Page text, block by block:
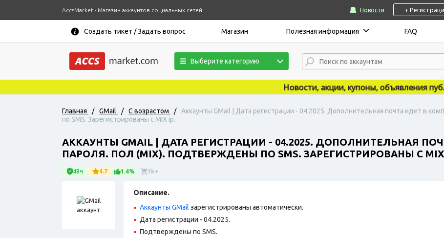
AccsMarket - Магазин аккаунтов социальных сетей Новости +
Создать тикет / Задать вопрос Магазин Полезная информация FAQ
Выберите категорию
Новости, акции, купоны, объявления
Главная / GMail / С возрастом /
Аккаунты GMail | Дата регистрации - 04.2025. Дополнительная почта идет в
по SMS. Зарегистрированы с MIX ip.
АККАУНТЫ GMAIL | ДАТА РЕГИСТРАЦИИ - 04.2025. ДОПОЛНИТЕЛЬНАЯ
ПАРОЛЯ. ПОЛ (MIX). ПОДТВЕРЖДЕНЫ ПО SMS. ЗАРЕГИСТРИРОВАНЫ С MIX
48ч 4.7 1.4% 1k+
Описание.
Аккаунты GMail зарегистрированы автоматически.
Дата регистрации - 04.2025.
Подтверждены по SMS.